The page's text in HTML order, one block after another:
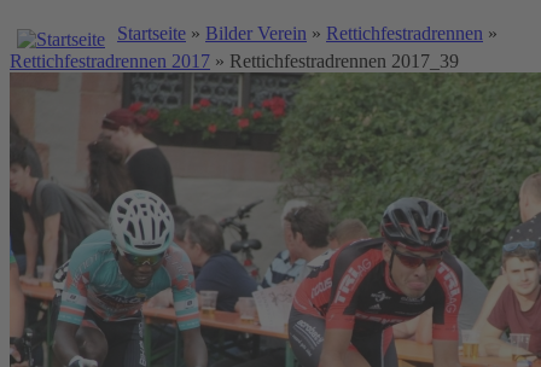
Startseite » Bilder Verein » Rettichfestradrennen »
Rettichfestradrennen 2017 » Rettichfestradrennen 2017_39